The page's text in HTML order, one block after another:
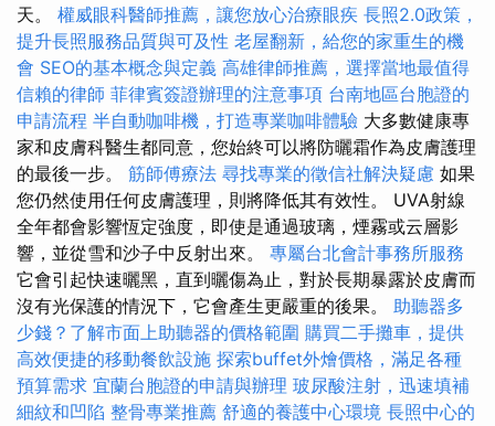
天。 權威眼科醫師推薦，讓您放心治療眼疾 長照2.0政策，
提升長照服務品質與可及性 老屋翻新，給您的家重生的機
會 SEO的基本概念與定義 高雄律師推薦，選擇當地最值得
信賴的律師 菲律賓簽證辦理的注意事項 台南地區台胞證的
申請流程 半自動咖啡機，打造專業咖啡體驗 大多數健康專
家和皮膚科醫生都同意，您始終可以將防曬霜作為皮膚護理
的最後一步。 筋師傅療法 尋找專業的徵信社解決疑慮 如果
您仍然使用任何皮膚護理，則將降低其有效性。 UVA射線
全年都會影響恆定強度，即使是通過玻璃，煙霧或云層影
響，並從雪和沙子中反射出來。 專屬台北會計事務所服務
它會引起快速曬黑，直到曬傷為止，對於長期暴露於皮膚而
沒有光保護的情況下，它會產生更嚴重的後果。 助聽器多
少錢？了解市面上助聽器的價格範圍 購買二手攤車，提供
高效便捷的移動餐飲設施 探索buffet外燴價格，滿足各種
預算需求 宜蘭台胞證的申請與辦理 玻尿酸注射，迅速填補
細紋和凹陷 整骨專業推薦 舒適的養護中心環境 長照中心的